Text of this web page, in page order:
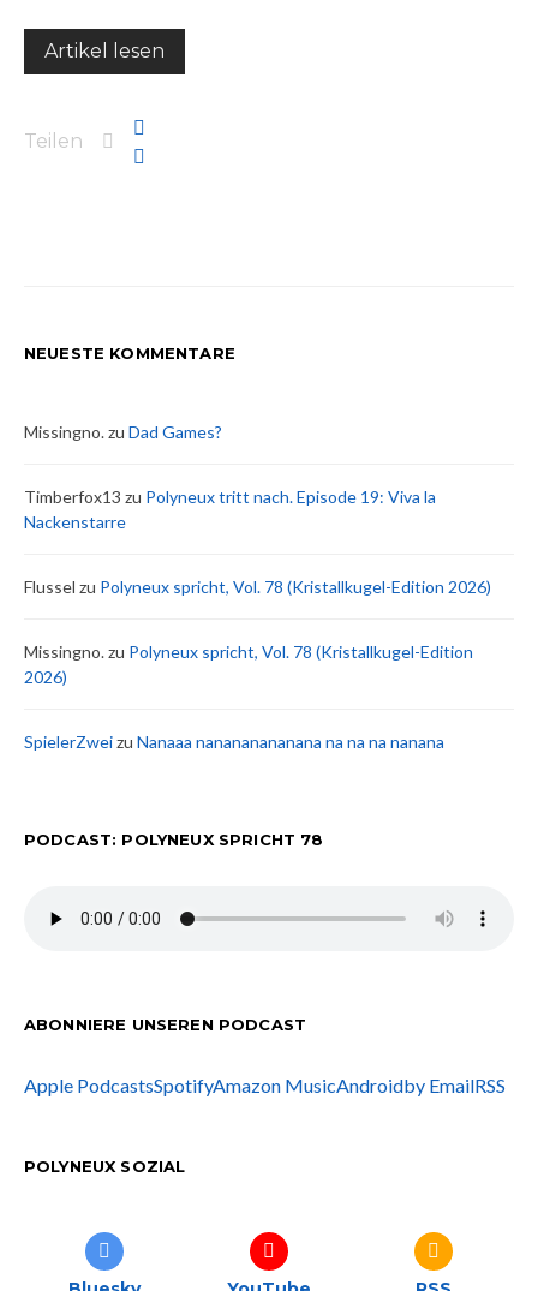
Artikel lesen
Teilen
NEUESTE KOMMENTARE
Missingno.zu Dad Games?
Timberfox13 zu Polyneux tritt nach. Episode 19: Viva la
Nackenstarre
Flussel zu Polyneux spricht, Vol. 78 (Kristallkugel-Edition 2026)
Missingno.zu Polyneux spricht, Vol. 78 (Kristallkugel-Edition
2026)
SpielerZweizu Nanaaa nanananananana na na na nanana
PODCAST: POLYNEUX SPRICHT 78
ABONNIERE UNSEREN PODCAST
Apple PodcastsSpotifyAmazon MusicAndroidby EmailRSS
POLYNEUX SOZIAL